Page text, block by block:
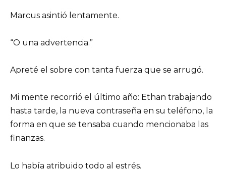
Marcus asintió lentamente.
“O una advertencia.”
Apreté el sobre con tanta fuerza que se arrugó.
Mi mente recorrió el último año: Ethan trabajando
hasta tarde, la nueva contraseña en su teléfono, la
forma en que se tensaba cuando mencionaba las
finanzas.
Lo había atribuido todo al estrés.